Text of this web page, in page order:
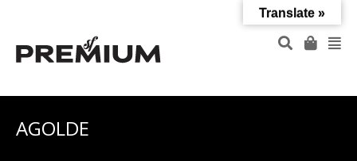
AGOLDE
Translate »